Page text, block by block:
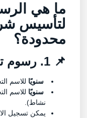
ما هي
لتأسيس
محدودة؟
📌 1. رسوم تسجيل الاسم التجاري
سنويًاللاسم
سنويًاللاسم
نشاط).
يمكن تسجيل